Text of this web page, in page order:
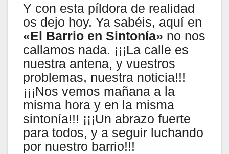
Y con esta píldora de realidad
os dejo hoy. Ya sabéis, aquí en
«El Barrio en Sintonía» no nos
callamos nada. ¡¡¡La calle es
nuestra antena, y vuestros
problemas, nuestra noticia!!!
¡¡¡Nos vemos mañana a la
misma hora y en la misma
sintonía!!! ¡¡¡Un abrazo fuerte
para todos, y a seguir luchando
por nuestro barrio!!!